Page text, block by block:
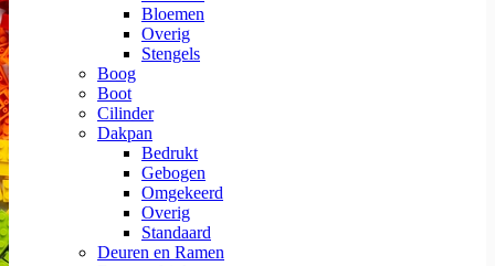
Bloemen
Overig
Stengels
Boog
Boot
Cilinder
Dakpan
Bedrukt
Gebogen
Omgekeerd
Overig
Standaard
Deuren en Ramen